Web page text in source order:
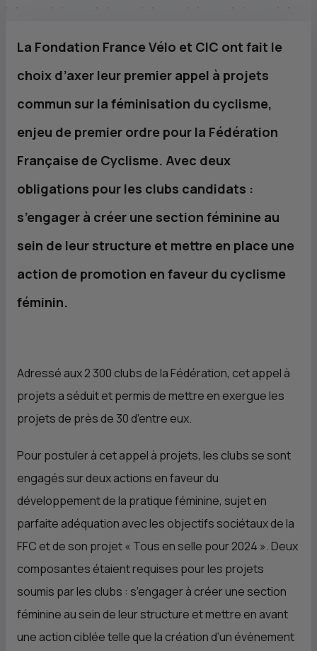
La Fondation France Vélo et CIC ont fait le
choix d’axer leur premier appel à projets
commun sur la féminisation du cyclisme,
enjeu de premier ordre pour la Fédération
Française de Cyclisme. Avec deux
obligations pour les clubs candidats :
s’engager à créer une section féminine au
sein de leur structure et mettre en place une
action de promotion en faveur du cyclisme
féminin.
Adressé aux 2 300 clubs de la Fédération, cet appel à
projets a séduit et permis de mettre en exergue les
projets de près de 30 d’entre eux.
Pour postuler à cet appel à projets, les clubs se sont
engagés sur deux actions en faveur du
développement de la pratique féminine, sujet en
parfaite adéquation avec les objectifs sociétaux de la
FFC et de son projet « Tous en selle pour 2024 ». Deux
composantes étaient requises pour les projets
soumis par les clubs : s’engager à créer une section
féminine au sein de leur structure et mettre en avant
une action ciblée telle que la création d’un évènement